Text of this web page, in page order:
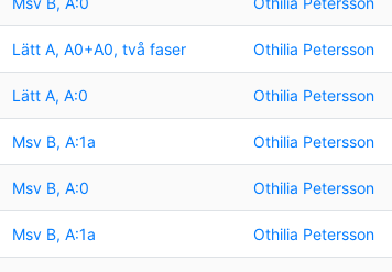
Lätt A, A0+A0, två faser Othilia Petersson
Lätt A, A:0 Othilia Petersson
Msv B, A:1a Othilia Petersson
Msv B, A:0 Othilia Petersson
Msv B, A:1a Othilia Petersson